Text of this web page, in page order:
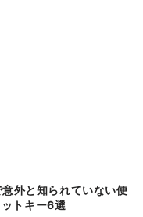
外と知られていない便
トキー6選